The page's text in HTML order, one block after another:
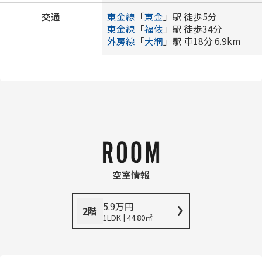
交通 東金線 「東金 」駅 徒歩5分
東金線 「福俵 」駅 徒歩34分
外房線 「大網 」駅 車18分 6.9km
空室情報
2階 5.9万円
1LDK | 44.80㎡